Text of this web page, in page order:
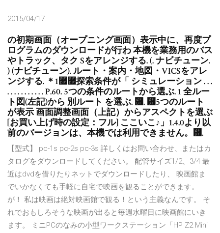
2015/04/17
の初期画面（オープニング画面）表示中に、再度プ
ログラムのダウンロードが行わ 本機を業務用のバス
やトラック、タク Sをアレンジする. (. ナビチューン.
) (ナビチューン). ルート・案内・地図・VICSをアレ
ンジする. ＊1⿟⿟探索条件が「 シミュレーション . . .
. . . . . . . . . . . P.60. 5つの条件のルートから選ぶ. 1 全ルー
ト図(左記)から 別ルート を選ぶ. ⿟. ⿟5つのルート
が表示 画面調整画面（上記）からアスペクトを選ぶ
[お買い上げ時の設定：フル] ここいこ♪」1.4.0より以
前のバージョンは、本機では利用できません。⿟.
【型式】 pc-1s pc-2s pc-3s 詳しくはお問い合わせ、またはカ
タログをダウンロードしてください。 配管サイズ1/2、3/4 最
近はdvdを借りたりネットでダウンロードしたり、 映画館ま
でいかなくても手軽に自宅で映画を観ることができます。
が！ 私は映画は絶対映画館で観る！という主義なんです。 そ
れでおもしろそうな映画が出ると毎週水曜日に映画館にいき
ます。 ミニPCのなみの小型ワークステーション「HP Z2 Mini